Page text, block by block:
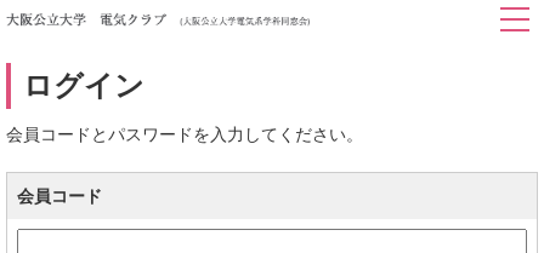
ログイン
会員コードとパスワードを入力してください。
会員コード